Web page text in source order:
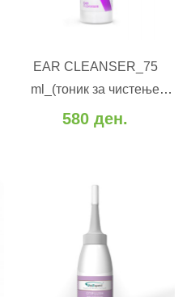
EAR CLEANSER_75
ml_(тоник за чистење
уши)
580 ден.
Додај во желби
Додај за споредба